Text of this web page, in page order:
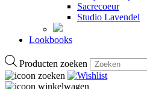
Sacrecoeur
Studio Lavendel
Lookbooks
Producten zoeken